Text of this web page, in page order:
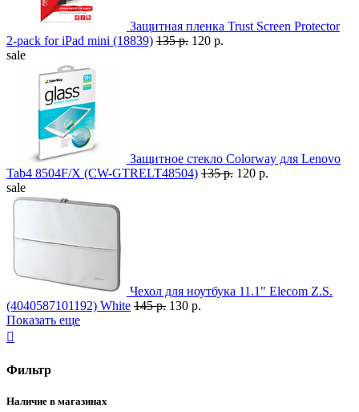
Защитная пленка Trust Screen Protector
2-pack for iPad mini (18839) 135 р. 120 р.
sale
Защитное стекло Colorway для Lenovo
Tab4 8504F/Х (CW-GTRELT48504) 135 р. 120 р.
sale
Чехол для ноутбука 11.1" Elecom Z.S.
(4040587101192) White 145 р. 130 р.
Показать еще

Фильтр
Наличие в магазинах